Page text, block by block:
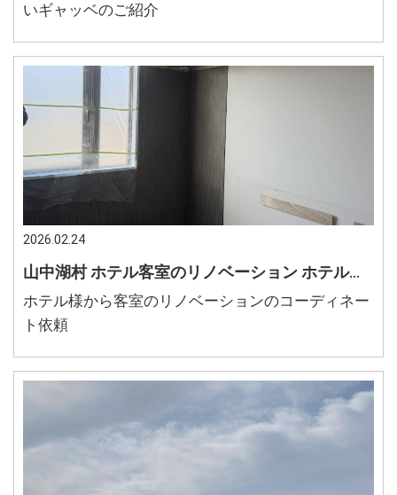
いギャッベのご紹介
2026.02.24
山中湖村 ホテル客室のリノベーション ホテル客室リフォームでモダンに ホテルインテリアのコーディネート
ホテル様から客室のリノベーションのコーディネー
ト依頼